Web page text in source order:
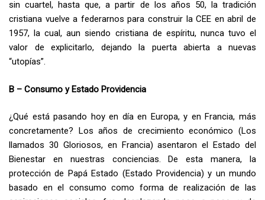
sin cuartel, hasta que, a partir de los años 50, la tradición
cristiana vuelve a federarnos para construir la CEE en abril de
1957, la cual, aun siendo cristiana de espíritu, nunca tuvo el
valor de explicitarlo, dejando la puerta abierta a nuevas
“utopías”.
B – Consumo y Estado Providencia
¿Qué está pasando hoy en día en Europa, y en Francia, más
concretamente? Los años de crecimiento económico (Los
llamados 30 Gloriosos, en Francia) asentaron el Estado del
Bienestar en nuestras conciencias. De esta manera, la
protección de Papá Estado (Estado Providencia) y un mundo
basado en el consumo como forma de realización de las